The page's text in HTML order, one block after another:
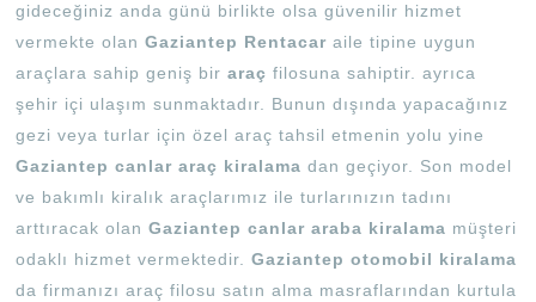
gideceğiniz anda günü birlikte olsa güvenilir hizmet
vermekte olanGaziantep Rentacar aile tipine uygun
araçlara sahip geniş biraraç filosuna sahiptir. ayrıca
şehir içi ulaşım sunmaktadır. Bunun dışında yapacağınız
gezi veya turlar için özel araç tahsil etmenin yolu yine
Gaziantep canlar araç kiralama dan geçiyor. Son model
ve bakımlı kiralık araçlarımız ile turlarınızın tadını
arttıracak olanGaziantep canlar araba kiralama müşteri
odaklı hizmet vermektedir.Gaziantep otomobil kiralama
da firmanızı araç filosu satın alma masraflarından kurtula